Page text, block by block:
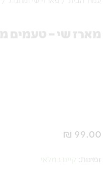
מארז שי – טעמים
₪ 99.00
זמינות: קיים במלאי
כמות